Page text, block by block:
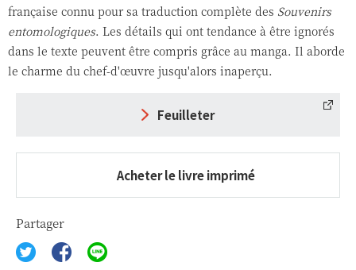
française connu pour sa traduction complète des Souvenirs
entomologiques. Les détails qui ont tendance à être ignorés
dans le texte peuvent être compris grâce au manga. Il aborde
le charme du chef-d'œuvre jusqu'alors inaperçu.
Feuilleter
Acheter le livre imprimé
Partager